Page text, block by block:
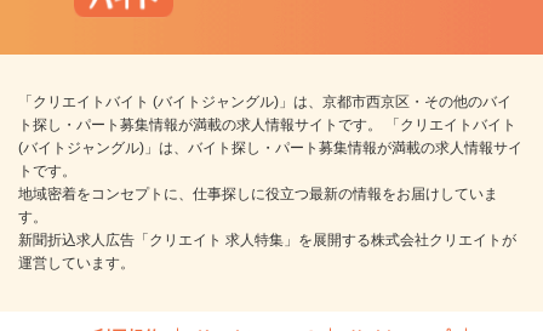
「クリエイトバイト (バイトジャングル)」は、京都市西京区・その他のバイ
ト探し・パート募集情報が満載の求人情報サイトです。 「クリエイトバイト
(バイトジャングル)」は、バイト探し・パート募集情報が満載の求人情報サイ
トです。
地域密着をコンセプトに、仕事探しに役立つ最新の情報をお届けしていま
す。
新聞折込求人広告「クリエイト 求人特集」を展開する株式会社クリエイトが
運営しています。